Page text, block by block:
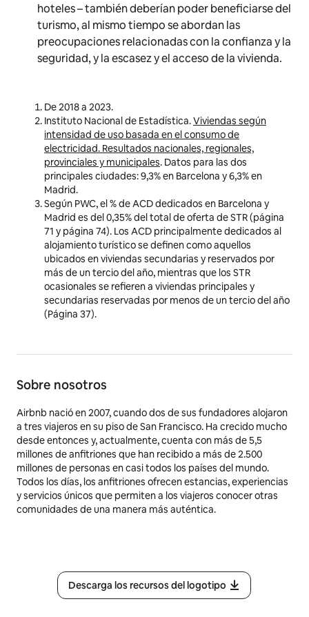
hoteles – también deberían poder beneficiarse del
turismo, al mismo tiempo se abordan las
preocupaciones relacionadas con la confianza y la
seguridad, y la escasez y el acceso de la vivienda.
De 2018 a 2023.
Instituto Nacional de Estadística.Viviendas según
intensidad de uso basada en el consumo de
electricidad. Resultados nacionales, regionales,
provinciales y municipales. Datos para las dos
principales ciudades: 9,3% en Barcelona y 6,3% en
Madrid.
Según PWC, el % de ACD dedicados en Barcelona y
Madrid es del 0,35% del total de oferta de STR (página
71 y página 74). Los ACD principalmente dedicados al
alojamiento turístico se definen como aquellos
ubicados en viviendas secundarias y reservados por
más de un tercio del año, mientras que los STR
ocasionales se refieren a viviendas principales y
secundarias reservadas por menos de un tercio del año
(Página 37).
Sobre nosotros
Airbnb nació en 2007, cuando dos de sus fundadores alojaron
a tres viajeros en su piso de San Francisco. Ha crecido mucho
desde entonces y, actualmente, cuenta con más de 5,5
millones de anfitriones que han recibido a más de 2.500
millones de personas en casi todos los países del mundo.
Todos los días, los anfitriones ofrecen estancias, experiencias
y servicios únicos que permiten a los viajeros conocer otras
comunidades de una manera más auténtica.
Descarga los recursos del logotipo